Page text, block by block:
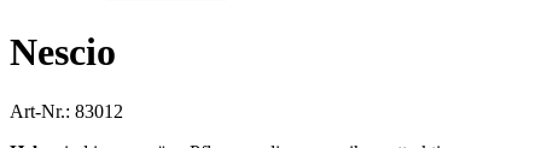
Nescio
Art-Nr.: 83012